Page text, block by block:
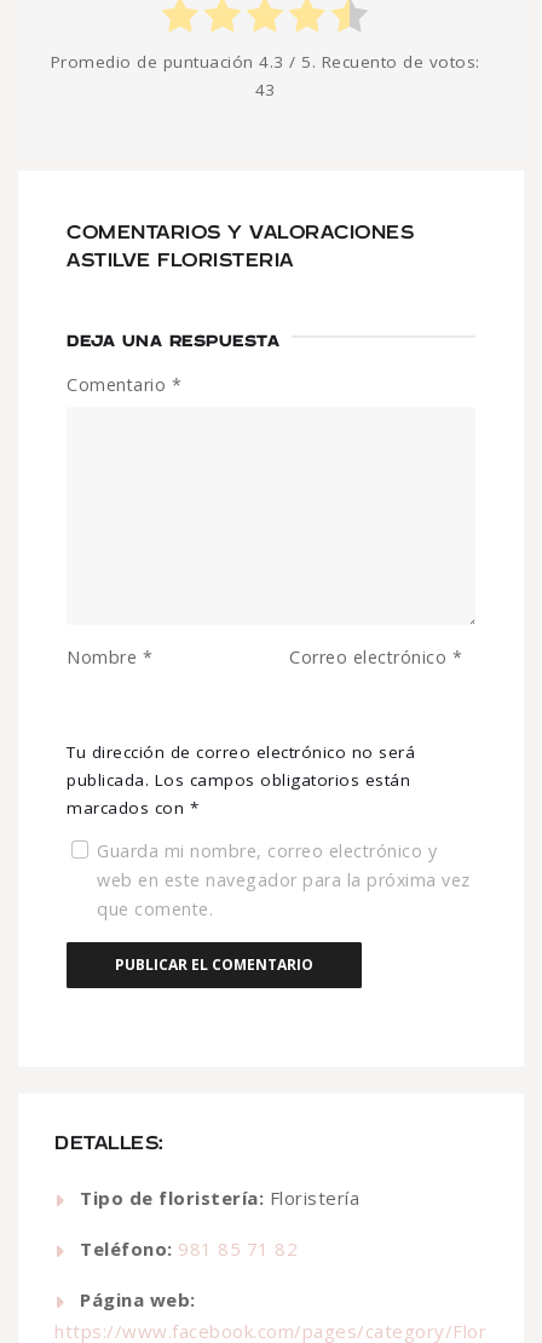
DETALLES:
Tipo de floristería: Floristería
Teléfono: 981 85 71 82
Página web:
https://www.facebook.com/pages/category/Flor
Promedio de puntuación 4.3 / 5. Recuento de votos:
43
COMENTARIOS Y VALORACIONES
ASTILVE FLORISTERIA
DEJA UNA RESPUESTA
Tu dirección de correo electrónico no será
publicada. Los campos obligatorios están
marcados con *
Comentario *
Nombre * Correo electrónico *
Guarda mi nombre, correo electrónico y
web en este navegador para la próxima vez
que comente.